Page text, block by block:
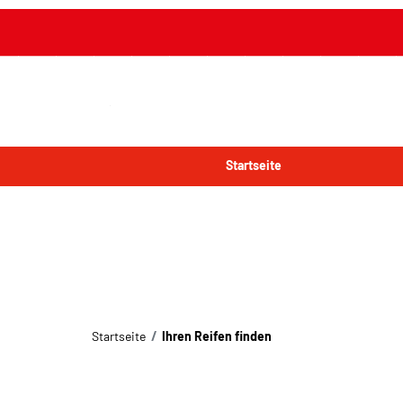
Startseite
Startseite Ihren Reifen finden